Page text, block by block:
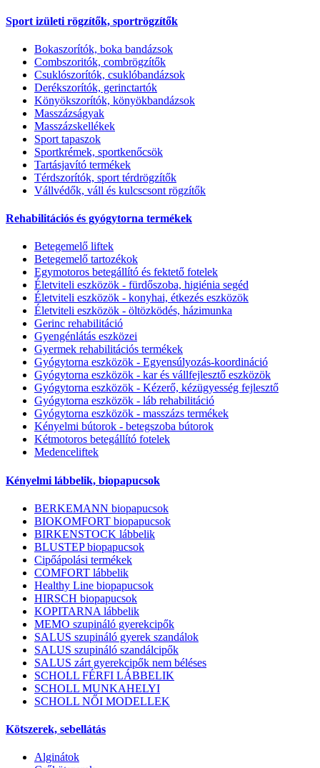
Sport izületi rögzítők, sportrögzítők
Bokaszorítók, boka bandázsok
Combszoritók, combrögzítők
Csuklószorítók, csuklóbandázsok
Derékszorítók, gerinctartók
Könyökszorítók, könyökbandázsok
Masszázságyak
Masszázskellékek
Sport tapaszok
Sportkrémek, sportkenőcsök
Tartásjavító termékek
Térdszorítók, sport térdrögzítők
Vállvédők, váll és kulcscsont rögzítők
Rehabilitációs és gyógytorna termékek
Betegemelő liftek
Betegemelő tartozékok
Egymotoros betegállító és fektető fotelek
Életviteli eszközök - fürdőszoba, higiénia segéd
Életviteli eszközök - konyhai, étkezés eszközök
Életviteli eszközök - öltözködés, házimunka
Gerinc rehabilitáció
Gyengénlátás eszközei
Gyermek rehabilitációs termékek
Gyógytorna eszközök - Egyensúlyozás-koordináció
Gyógytorna eszközök - kar és vállfejlesztő eszközök
Gyógytorna eszközök - Kézerő, kézügyesség fejlesztő
Gyógytorna eszközök - láb rehabilitáció
Gyógytorna eszközök - masszázs termékek
Kényelmi bútorok - betegszoba bútorok
Kétmotoros betegállító fotelek
Medenceliftek
Kényelmi lábbelik, biopapucsok
BERKEMANN biopapucsok
BIOKOMFORT biopapucsok
BIRKENSTOCK lábbelik
BLUSTEP biopapucsok
Cipőápolási termékek
COMFORT lábbelik
Healthy Line biopapucsok
HIRSCH biopapucsok
KOPITARNA lábbelik
MEMO szupináló gyerekcipők
SALUS szupináló gyerek szandálok
SALUS szupináló szandálcipők
SALUS zárt gyerekcipők nem béléses
SCHOLL FÉRFI LÁBBELIK
SCHOLL MUNKAHELYI
SCHOLL NŐI MODELLEK
Kötszerek, sebellátás
Alginátok